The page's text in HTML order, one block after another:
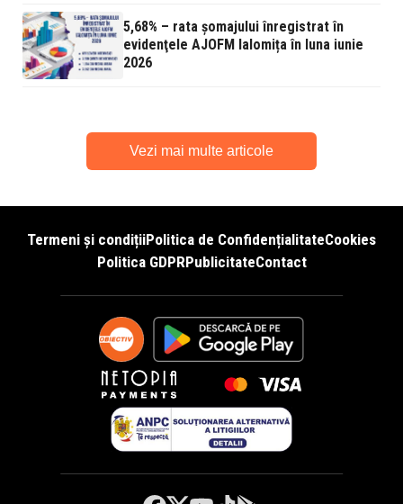
5,68% – rata şomajului înregistrat în
evidenţele AJOFM Ialomița în luna iunie
2026
Vezi mai multe articole
Termeni și condițiiPolitica de ConfidențialitateCookies
Politica GDPRPublicitateContact